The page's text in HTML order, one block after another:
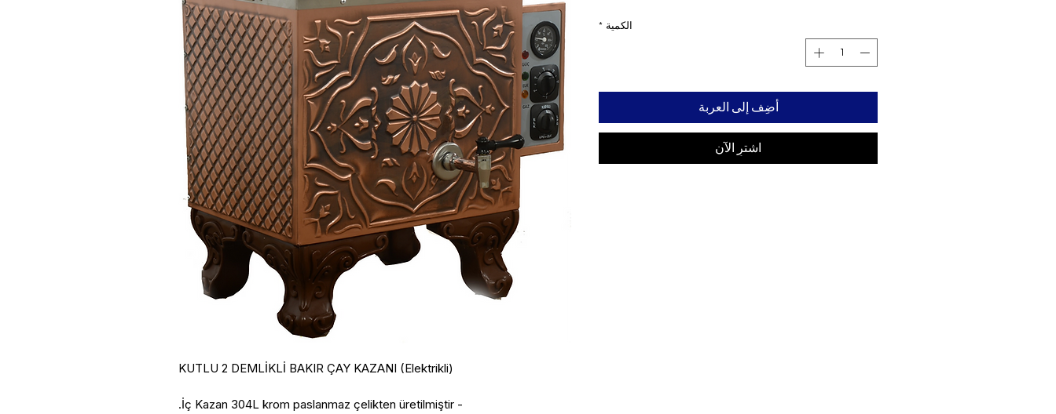
KUTLU 2 DEMLİKLİ BAKIR ÇAY KAZANI (Elektrikli)
- İç Kazan 304L krom paslanmaz çelikten üretilmiştir.
الكمية *
أضِف إلى العربة
اشترِ الآن